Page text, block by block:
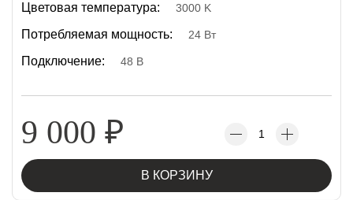
Цветовая температура: 3000 K
Потребляемая мощность: 24 Вт
Подключение: 48 В
9 000 ₽
В КОРЗИНУ